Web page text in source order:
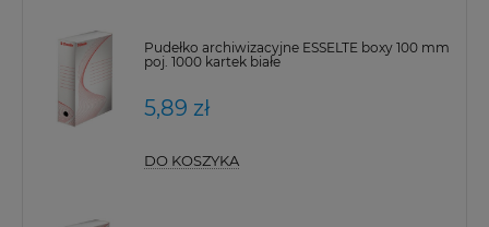
Pudełko archiwizacyjne ESSELTE boxy 100 mm
poj. 1000 kartek białe
5,89 zł
DO KOSZYKA